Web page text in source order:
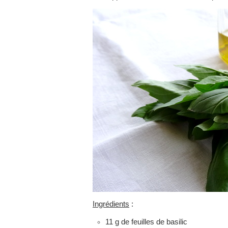
Ingrédients :
11 g de feuilles de basilic